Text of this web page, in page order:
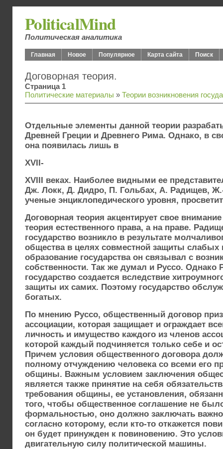
PoliticalMind
Политическая аналитика
Главная Новое Популярное Карта сайта Поиск
Договорная теория.
Страница 1
Политические материалы » Теории возникновения
Отдельные элементы данной теории
Древней Греции и Древнего Рима. Однако, в
она появилась лишь в
XVII-
XVIII веках. Наиболее видными ее
Дж. Локк, Д. Дидро, П. Гольбах, А. Радищев,
ученые энциклопедического уровня,
Договорная теория акцентирует свое
теория естественного права, а на праве.
государство возникло в результате
общества в целях совместной защиты слабых
образование государства он связывал с
собственности. Так же думал и Руссо. Однако
государство создается вследствие
защиты их самих. Поэтому государство
богатых.
По мнению Руссо, общественный договор
ассоциации, которая защищает и ограждает
личность и имущество каждого из членов
которой каждый подчиняется только себе и
Причем условия общественного договора
полному отчуждению человека со всеми его
общины. Важным условием заключения
является также принятие на себя
требования общины, ее установления,
того, чтобы общественное соглашение не
формальностью, оно должно заключать
согласно которому, если кто-то откажется
он будет принужден к повиновению. Это
двигательную силу политической машины.